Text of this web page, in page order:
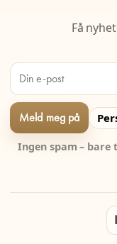
Få
Ingen spam – bare